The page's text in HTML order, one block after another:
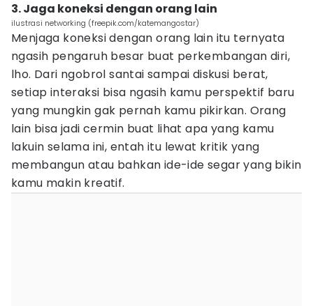
3. Jaga koneksi dengan orang lain
ilustrasi networking (freepik.com/katemangostar)
Menjaga koneksi dengan orang lain itu ternyata
ngasih pengaruh besar buat perkembangan diri,
lho. Dari ngobrol santai sampai diskusi berat,
setiap interaksi bisa ngasih kamu perspektif baru
yang mungkin gak pernah kamu pikirkan. Orang
lain bisa jadi cermin buat lihat apa yang kamu
lakuin selama ini, entah itu lewat kritik yang
membangun atau bahkan ide-ide segar yang bikin
kamu makin kreatif.